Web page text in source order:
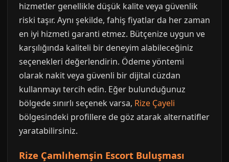
hizmetler genellikle düşük kalite veya güvenlik
riski taşır. Aynı şekilde, fahiş fiyatlar da her zaman
en iyi hizmeti garanti etmez. Bütçenize uygun ve
karşılığında kaliteli bir deneyim alabileceğiniz
seçenekleri değerlendirin. Ödeme yöntemi
olarak nakit veya güvenli bir dijital cüzdan
kullanmayı tercih edin. Eğer bulunduğunuz
bölgede sınırlı seçenek varsa, Rize Çayeli
bölgesindeki profillere de göz atarak alternatifler
yaratabilirsiniz.
Rize Çamlıhemşin Escort Buluşması